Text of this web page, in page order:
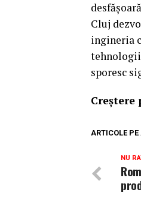
Cluj
ingineria
tehnologii
sporesc
ARTICOLE
NU